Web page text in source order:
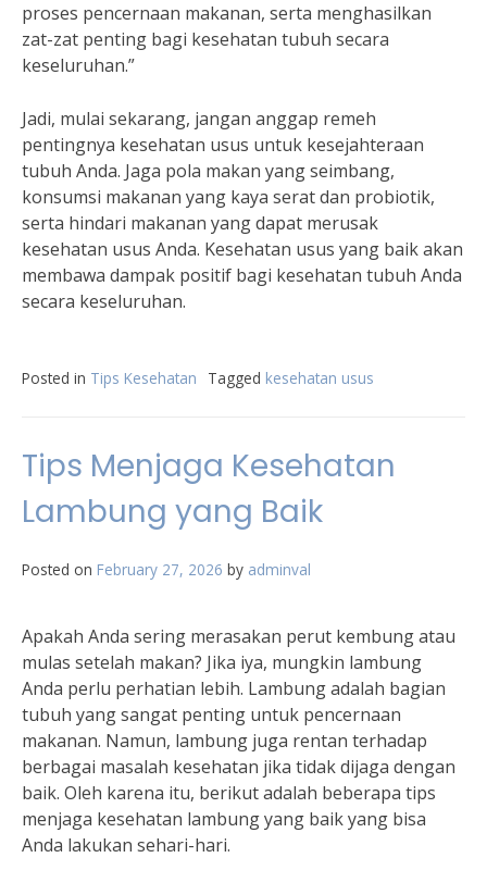
proses pencernaan makanan, serta menghasilkan
zat-zat penting bagi kesehatan tubuh secara
keseluruhan.”
Jadi, mulai sekarang, jangan anggap remeh
pentingnya kesehatan usus untuk kesejahteraan
tubuh Anda. Jaga pola makan yang seimbang,
konsumsi makanan yang kaya serat dan probiotik,
serta hindari makanan yang dapat merusak
kesehatan usus Anda. Kesehatan usus yang baik akan
membawa dampak positif bagi kesehatan tubuh Anda
secara keseluruhan.
Posted in Tips Kesehatan Tagged kesehatan usus
Tips Menjaga Kesehatan
Lambung yang Baik
Posted on February 27, 2026 by adminval
Apakah Anda sering merasakan perut kembung atau
mulas setelah makan? Jika iya, mungkin lambung
Anda perlu perhatian lebih. Lambung adalah bagian
tubuh yang sangat penting untuk pencernaan
makanan. Namun, lambung juga rentan terhadap
berbagai masalah kesehatan jika tidak dijaga dengan
baik. Oleh karena itu, berikut adalah beberapa tips
menjaga kesehatan lambung yang baik yang bisa
Anda lakukan sehari-hari.